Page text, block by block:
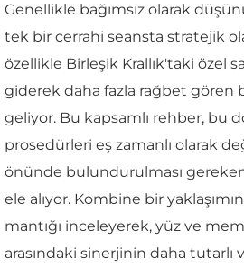
Genellikle bağımsız olarak
tek bir cerrahi seansta stratejik
özellikle Birleşik Krallık'taki özel
giderek daha fazla rağbet gören
geliyor. Bu kapsamlı rehber, bu
prosedürleri eş zamanlı olarak
önünde bulundurulması gereken
ele alıyor. Kombine bir
mantığı inceleyerek, yüz ve
arasındaki sinerjinin daha tutarlı